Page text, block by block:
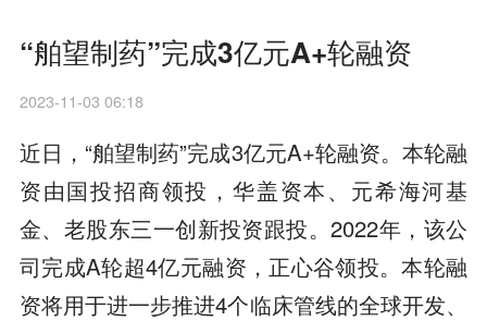
“舶望制药”完成3亿元A+轮融资
2023-11-03 06:18
近日，“舶望制药”完成3亿元A+轮融资。本轮融
资由国投招商领投，华盖资本、元希海河基
金、老股东三一创新投资跟投。2022年，该公
司完成A轮超4亿元融资，正心谷领投。本轮融
资将用于进一步推进4个临床管线的全球开发、